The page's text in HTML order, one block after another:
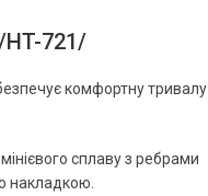
HT-721/
комфортну тривалу
сплаву з ребрами
накладкою.